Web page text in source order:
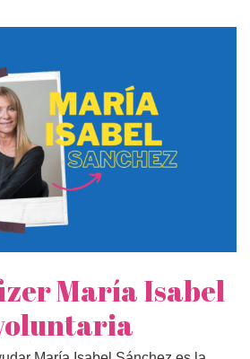
María Isabel